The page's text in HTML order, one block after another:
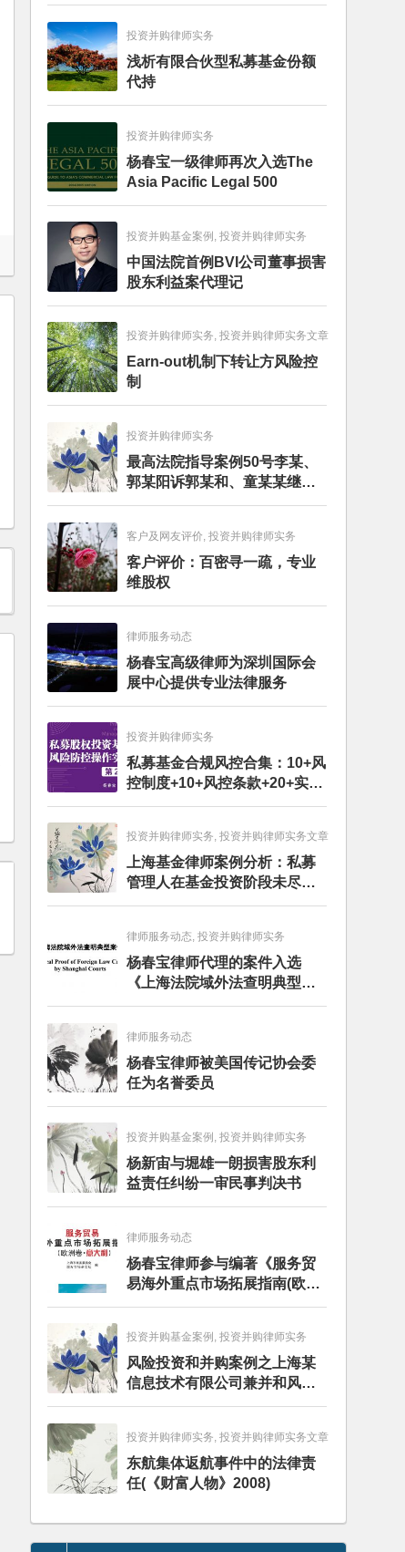
投资并购律师实务
浅析有限合伙型私募基金份额
代持
投资并购律师实务
杨春宝一级律师再次入选The
Asia Pacific Legal 500
投资并购基金案例, 投资并购律师实务
中国法院首例BVI公司董事损害
股东利益案代理记
投资并购律师实务, 投资并购律师实务文章
Earn-out机制下转让方风险控
制
投资并购律师实务
最高法院指导案例50号李某、
郭某阳诉郭某和、童某某继承
纠纷案
客户及网友评价, 投资并购律师实务
客户评价：百密寻一疏，专业
维股权
律师服务动态
杨春宝高级律师为深圳国际会
展中心提供专业法律服务
投资并购律师实务
私募基金合规风控合集：10+风
控制度+10+风控条款+20+实务
文章+每月动态
投资并购律师实务, 投资并购律师实务文章
上海基金律师案例分析：私募
管理人在基金投资阶段未尽勤
勉义务的赔偿责任
律师服务动态, 投资并购律师实务
杨春宝律师代理的案件入选
《上海法院域外法查明典型案
例》
律师服务动态
杨春宝律师被美国传记协会委
任为名誉委员
投资并购基金案例, 投资并购律师实务
杨新宙与堀雄一朗损害股东利
益责任纠纷一审民事判决书
律师服务动态
杨春宝律师参与编著《服务贸
易海外重点市场拓展指南(欧洲
卷·意大利)》
投资并购基金案例, 投资并购律师实务
风险投资和并购案例之上海某
信息技术有限公司兼并和风险
投资服务
投资并购律师实务, 投资并购律师实务文章
东航集体返航事件中的法律责
任(《财富人物》2008)